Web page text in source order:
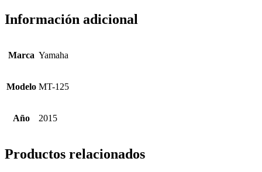
Información adicional
Marca Yamaha
Modelo MT-125
Año 2015
Productos relacionados